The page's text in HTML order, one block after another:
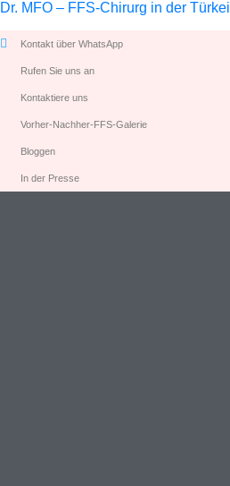
Dr. MFO – FFS-Chirurg in der Türkei
Kontakt über WhatsApp
Rufen Sie uns an
Kontaktiere uns
Vorher-Nachher-FFS-Galerie
Bloggen
In der Presse